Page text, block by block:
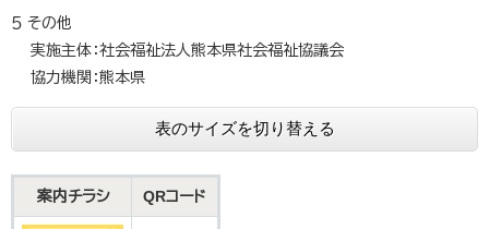
５ その他
実施主体：社会福祉法人熊本県社会福祉協議会
協力機関：熊本県
表のサイズを切り替える
案内チラシ QRコード